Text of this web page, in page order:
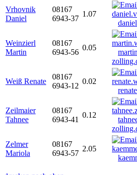
Vrhovnik
Daniel
08167
6943-37
1.07
Weinzierl
Martin
08167
6943-56
0.05
Weiß Renate
08167
6943-12
0.02
Zeilmaier
Tahnee
08167
6943-41
0.12
Zelmer
Mariola
08167
6943-57
2.05